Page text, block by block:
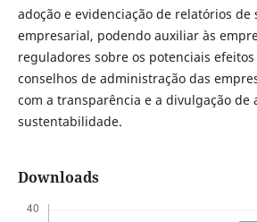
adoção e evidenciação de relatórios
empresarial, podendo auxiliar às
reguladores sobre os potenciais
conselhos de administração das
com a transparência e a divulgação de
sustentabilidade.
Downloads